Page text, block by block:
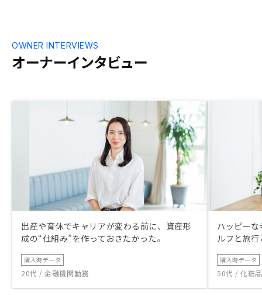
オーナーインタビュー
OWNER INTERVIEWS
出産や育休でキャリアが変わる前に、資産形
成の“仕組み”を作っておきたかった。
購入時データ
20代 / 金融機関勤務
ハッピー
ルフと旅
購入時データ
50代 / 化粧